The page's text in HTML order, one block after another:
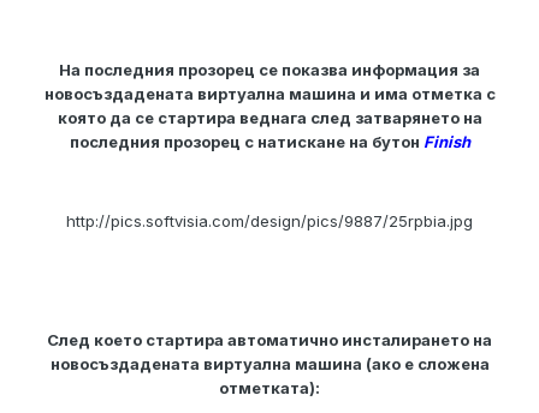
На последния прозорец се показва информация за
новосъздадената виртуална машина и има отметка с
която да се стартира веднага след затварянето на
последния прозорец с натискане на бутон Finish
http://pics.softvisia.com/design/pics/9887/25rpbia.jpg
След което стартира автоматично инсталирането на
новосъздадената виртуална машина (ако е сложена
отметката):